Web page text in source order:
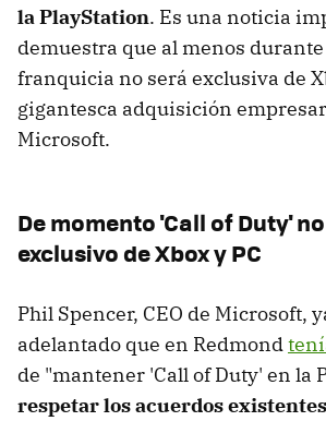
la PlayStation. Es una noticia
demuestra que al menos
franquicia no será exclusiva de
gigantesca adquisición
Microsoft.
De momento 'Call of Duty'
exclusivo de Xbox y PC
Phil Spencer, CEO de Microsoft,
adelantado que en Redmond
de "mantener 'Call of Duty' en la
respetar los acuerdos existentes